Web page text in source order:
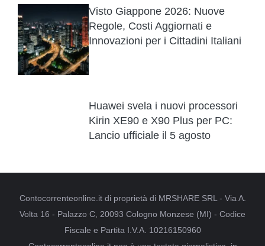
Visto Giappone 2026: Nuove
Regole, Costi Aggiornati e
Innovazioni per i Cittadini Italiani
Huawei svela i nuovi processori
Kirin XE90 e X90 Plus per PC:
Lancio ufficiale il 5 agosto
Contocorrenteonline.it di proprietà di MRSHARE SRL - Via A.
Volta 16 - Palazzo C, 20093 Cologno Monzese (MI) - Codice
Fiscale e Partita I.V.A. 10216150960